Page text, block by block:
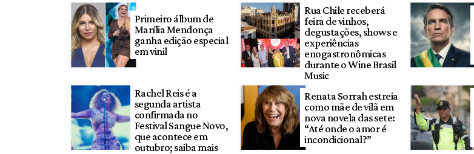
Primeiro álbum de
Marília Mendonça
ganha edição especial
em vinil
Rua Chile receberá
feira de vinhos,
degustações, shows e
experiências
enogastronômicas
durante o Wine Brasil
Music
Rachel Reis é a
segunda artista
confirmada no
Festival Sangue Novo,
que acontece em
outubro; saiba mais
Renata Sorrah estreia
como mãe de vilã em
nova novela das sete:
“Até onde o amor é
incondicional?”